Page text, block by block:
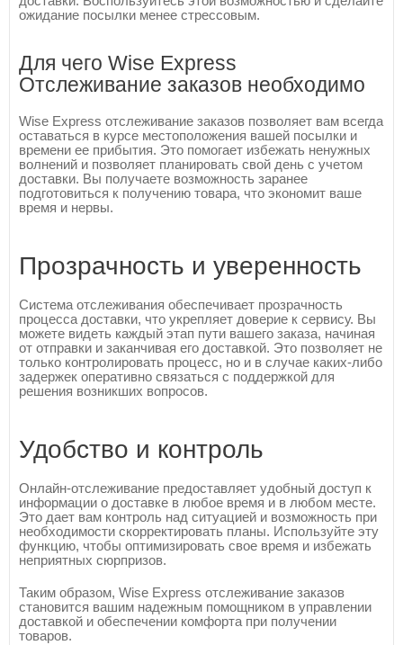
ожидание посылки менее стрессовым.
Для чего Wise Express
Отслеживание заказов необходимо
Wise Express отслеживание заказов позволяет вам всегда
оставаться в курсе местоположения вашей посылки и
времени ее прибытия. Это помогает избежать ненужных
волнений и позволяет планировать свой день с учетом
доставки. Вы получаете возможность заранее
подготовиться к получению товара, что экономит ваше
время и нервы.
Прозрачность и уверенность
Система отслеживания обеспечивает прозрачность
процесса доставки, что укрепляет доверие к сервису. Вы
можете видеть каждый этап пути вашего заказа, начиная
от отправки и заканчивая его доставкой. Это позволяет не
только контролировать процесс, но и в случае каких-либо
задержек оперативно связаться с поддержкой для
решения возникших вопросов.
Удобство и контроль
Онлайн-отслеживание предоставляет удобный доступ к
информации о доставке в любое время и в любом месте.
Это дает вам контроль над ситуацией и возможность при
необходимости скорректировать планы. Используйте эту
функцию, чтобы оптимизировать свое время и избежать
неприятных сюрпризов.
Таким образом, Wise Express отслеживание заказов
становится вашим надежным помощником в управлении
доставкой и обеспечении комфорта при получении
товаров.